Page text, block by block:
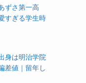
ずさ第一高
すぎる学生時
身は明治学院
差値｜留年し